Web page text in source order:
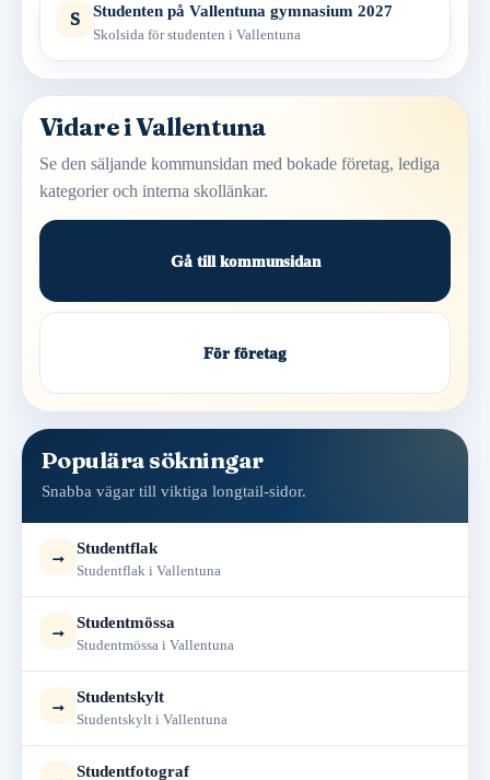
S Studenten på Vallentuna gymnasium 2027
Skolsida för studenten i Vallentuna
Vidare i Vallentuna
Se den säljande kommunsidan med bokade företag, lediga
kategorier och interna skollänkar.
Gå till kommunsidan
För företag
Populära sökningar
Snabba vägar till viktiga longtail-sidor.
→ Studentflak
Studentflak i Vallentuna
→ Studentmössa
Studentmössa i Vallentuna
→ Studentskylt
Studentskylt i Vallentuna
Studentfotograf